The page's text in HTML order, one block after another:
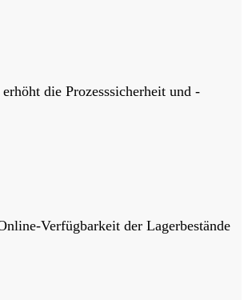
die Prozesssicherheit und -
Verfügbarkeit der Lagerbestände